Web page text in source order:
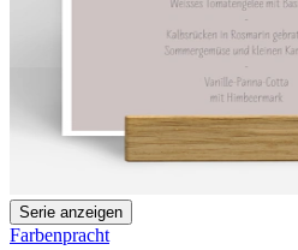
Serie anzeigen
Farbenpracht